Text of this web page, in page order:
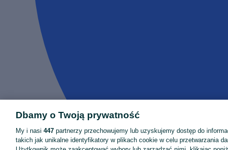
Dbamy o Twoją prywatność
My i nasi 447 partnerzy przechowujemy lub uzyskujemy dostęp do
takich jak unikalne identyfikatory w plikach cookie w celu przetwarzania